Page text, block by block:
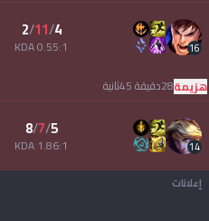
16
4
/
11
/
2
0.55:1 KDA
هزيمة28دقيقة 45ثانية
14
5
/
7
/
8
1.86:1 KDA
إعلانات